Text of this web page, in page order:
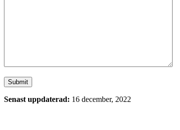
Senast uppdaterad: 16 december, 2022